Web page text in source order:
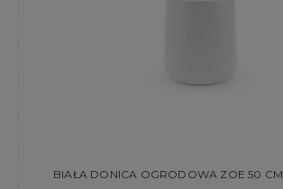
BIAŁA DONICA OGRODOWA ZOE 50 CM